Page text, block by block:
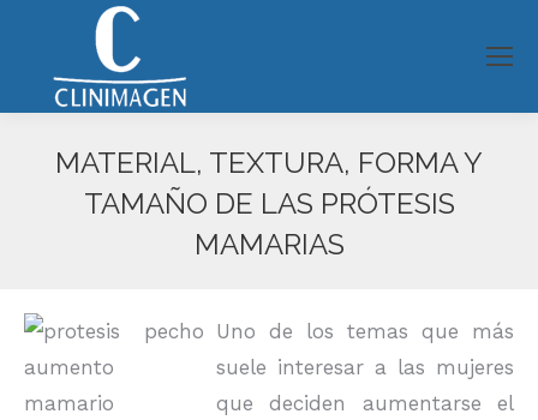
MATERIAL, TEXTURA, FORMA Y
TAMAÑO DE LAS PRÓTESIS
MAMARIAS
Uno de los temas que más
suele interesar a las mujeres
que deciden aumentarse el